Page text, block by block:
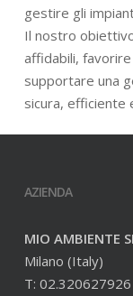
gestire gli
Il nostro
affidabili,
supportare una
sicura, efficiente
AZIENDA
MIO AMBIENTE
Milano (Italy)
T: 02.320627926